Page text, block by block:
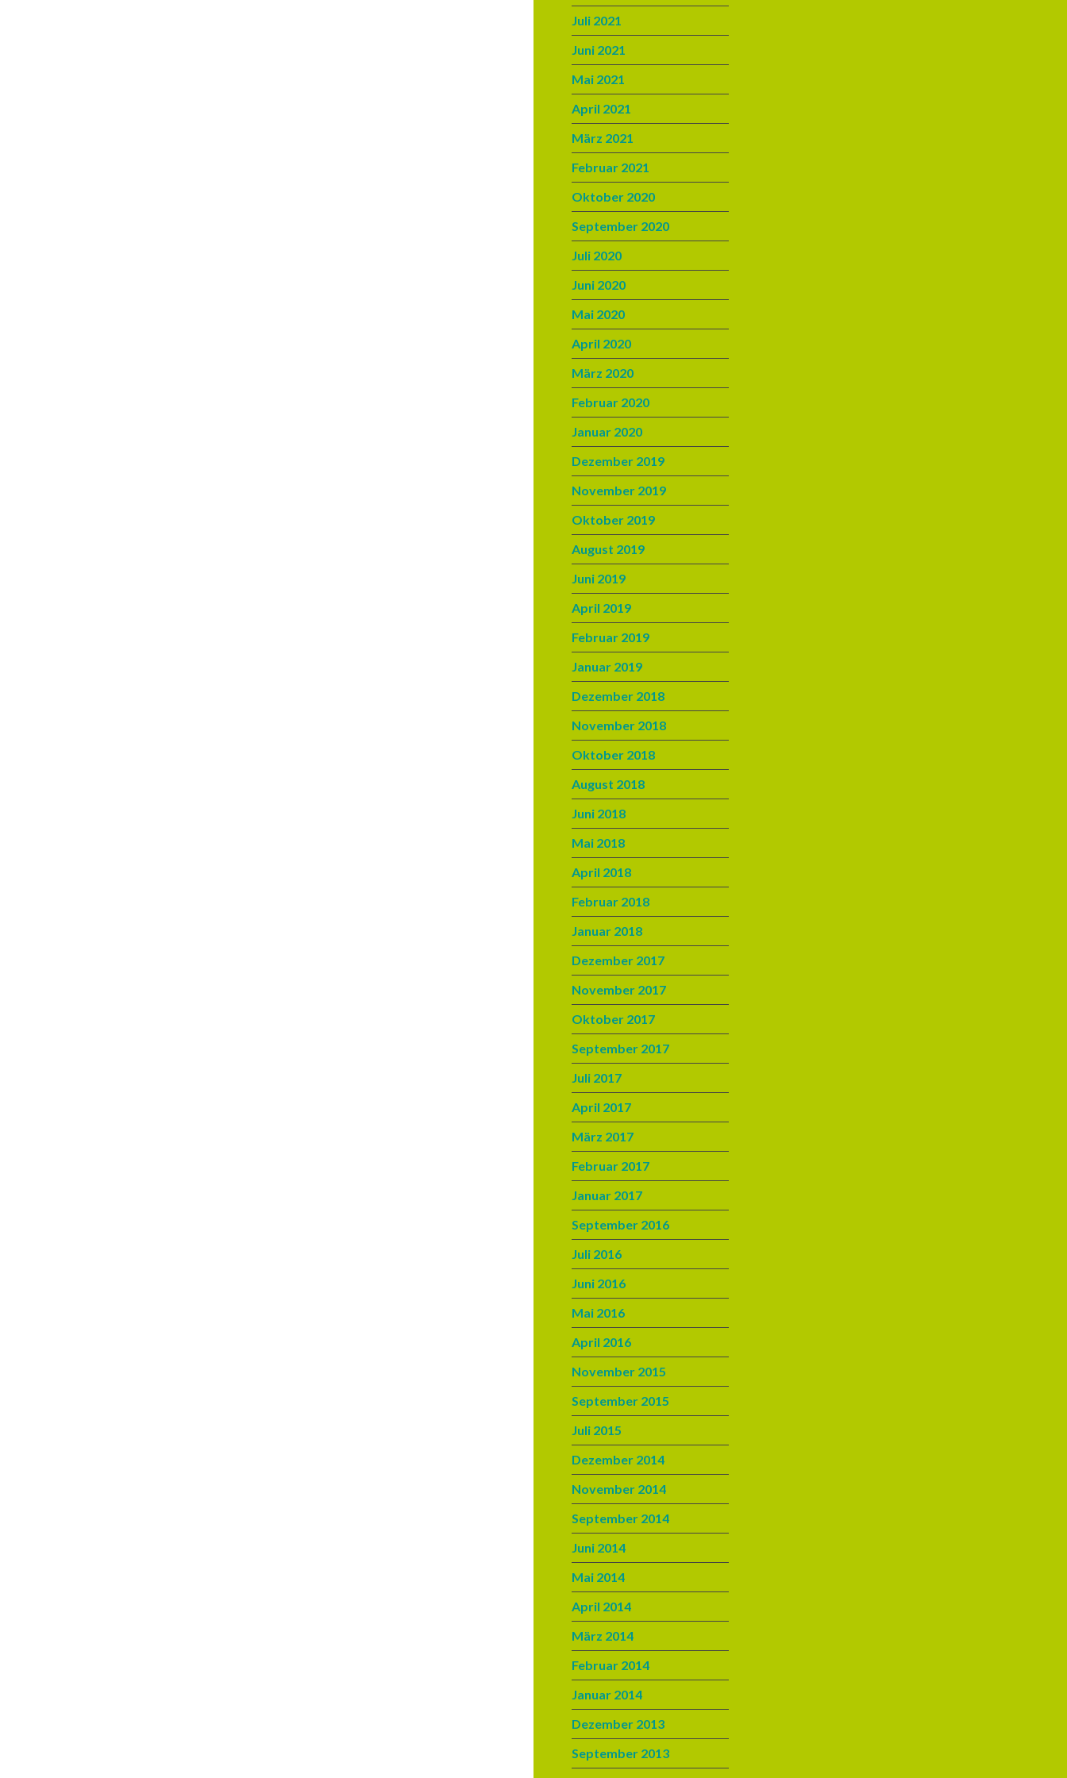
Juli 2021
Juni 2021
Mai 2021
April 2021
März 2021
Februar 2021
Oktober 2020
September 2020
Juli 2020
Juni 2020
Mai 2020
April 2020
März 2020
Februar 2020
Januar 2020
Dezember 2019
November 2019
Oktober 2019
August 2019
Juni 2019
April 2019
Februar 2019
Januar 2019
Dezember 2018
November 2018
Oktober 2018
August 2018
Juni 2018
Mai 2018
April 2018
Februar 2018
Januar 2018
Dezember 2017
November 2017
Oktober 2017
September 2017
Juli 2017
April 2017
März 2017
Februar 2017
Januar 2017
September 2016
Juli 2016
Juni 2016
Mai 2016
April 2016
November 2015
September 2015
Juli 2015
Dezember 2014
November 2014
September 2014
Juni 2014
Mai 2014
April 2014
März 2014
Februar 2014
Januar 2014
Dezember 2013
September 2013